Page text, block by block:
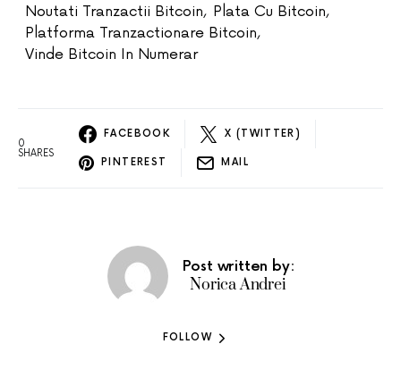
Noutati Tranzactii Bitcoin, Plata Cu Bitcoin,
Platforma Tranzactionare Bitcoin,
Vinde Bitcoin In Numerar
0
SHARES
FACEBOOK X (TWITTER)
PINTEREST MAIL
Post written by:
Norica Andrei
FOLLOW